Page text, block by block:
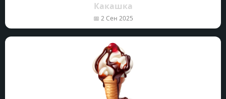
Какашка
📅 2 Сен 2025